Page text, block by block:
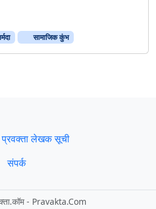
सामाजिक कुंभ
प्रवक्ता लेखक सूची
संपर्क
- Pravakta.Com